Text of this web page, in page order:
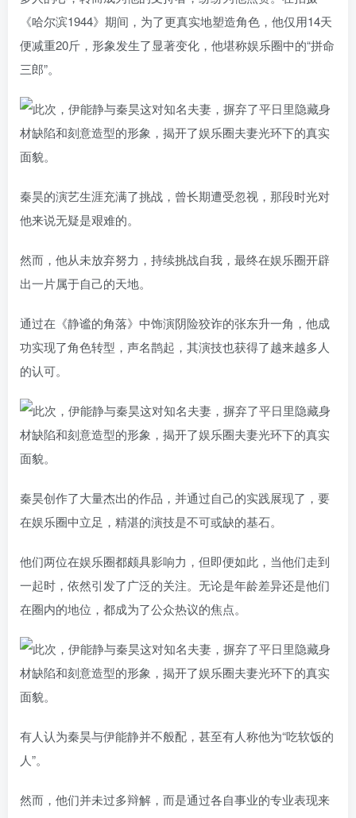
《哈尔滨1944》期间，为了更真实地塑造角色，他仅用14天
便减重20斤，形象发生了显著变化，他堪称娱乐圈中的“拼命
三郎”。
秦昊的演艺生涯充满了挑战，曾长期遭受忽视，那段时光对
他来说无疑是艰难的。
然而，他从未放弃努力，持续挑战自我，最终在娱乐圈开辟
出一片属于自己的天地。
通过在《静谧的角落》中饰演阴险狡诈的张东升一角，他成
功实现了角色转型，声名鹊起，其演技也获得了越来越多人
的认可。
秦昊创作了大量杰出的作品，并通过自己的实践展现了，要
在娱乐圈中立足，精湛的演技是不可或缺的基石。
他们两位在娱乐圈都颇具影响力，但即便如此，当他们走到
一起时，依然引发了广泛的关注。无论是年龄差异还是他们
在圈内的地位，都成为了公众热议的焦点。
有人认为秦昊与伊能静并不般配，甚至有人称他为“吃软饭的
人”。
然而，他们并未过多辩解，而是通过各自事业的专业表现来